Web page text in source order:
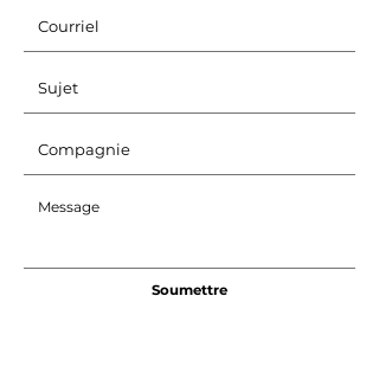
Soumettre